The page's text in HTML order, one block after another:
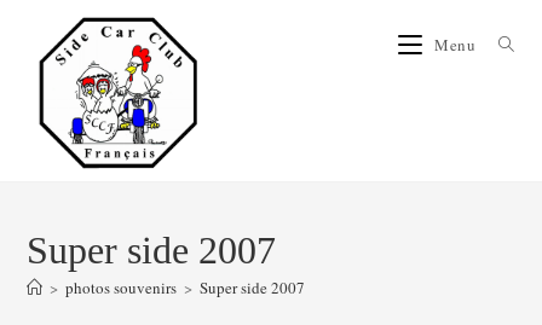
Menu
Super side 2007
> photos souvenirs > Super side 2007